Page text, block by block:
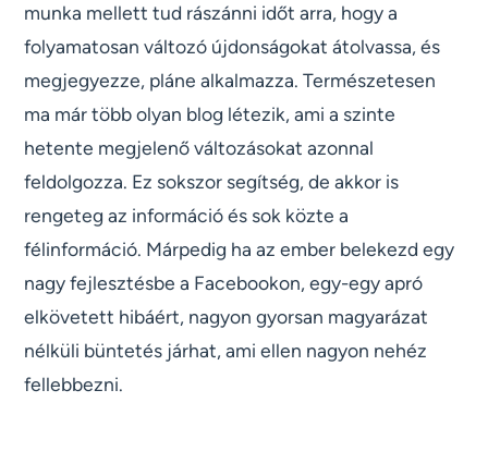
munka mellett tud rászánni időt arra, hogy a
folyamatosan változó újdonságokat átolvassa, és
megjegyezze, pláne alkalmazza. Természetesen
ma már több olyan blog létezik, ami a szinte
hetente megjelenő változásokat azonnal
feldolgozza. Ez sokszor segítség, de akkor is
rengeteg az információ és sok közte a
félinformáció. Márpedig ha az ember belekezd egy
nagy fejlesztésbe a Facebookon, egy-egy apró
elkövetett hibáért, nagyon gyorsan magyarázat
nélküli büntetés járhat, ami ellen nagyon nehéz
fellebbezni.